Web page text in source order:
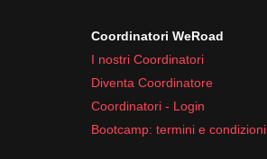
Coordinatori WeRoad
I nostri Coordinatori
Diventa Coordinatore
Coordinatori - Login
Bootcamp: termini e condizioni